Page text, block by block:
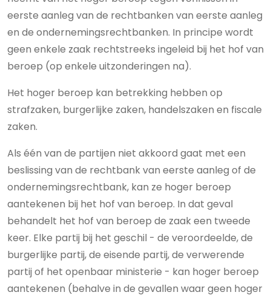
eerste aanleg van de rechtbanken van eerste aanleg
en de ondernemingsrechtbanken. In principe wordt
geen enkele zaak rechtstreeks ingeleid bij het hof van
beroep (op enkele uitzonderingen na).
Het hoger beroep kan betrekking hebben op
strafzaken, burgerlijke zaken, handelszaken en fiscale
zaken.
Als één van de partijen niet akkoord gaat met een
beslissing van de rechtbank van eerste aanleg of de
ondernemingsrechtbank, kan ze hoger beroep
aantekenen bij het hof van beroep. In dat geval
behandelt het hof van beroep de zaak een tweede
keer. Elke partij bij het geschil - de veroordeelde, de
burgerlijke partij, de eisende partij, de verwerende
partij of het openbaar ministerie - kan hoger beroep
aantekenen (behalve in de gevallen waar geen hoger